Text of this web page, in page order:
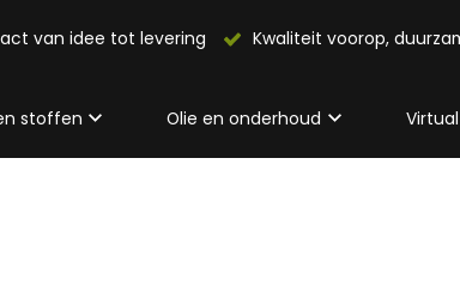
van idee tot levering Kwaliteit voorop,
stoffen Olie en onderhoud